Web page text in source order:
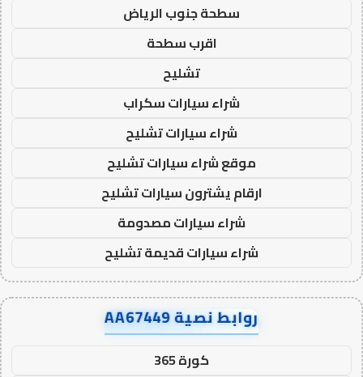
سطحة جنوب الرياض
اقرب سطحة
تشليح
شراء سيارات سكراب
شراء سيارات تشليح
موقع شراء سيارات تشليح
ارقام يشترون سيارات تشليح
شراء سيارات مصدومة
شراء سيارات قديمة تشليح
روابط نصية AA67449
كورة 365